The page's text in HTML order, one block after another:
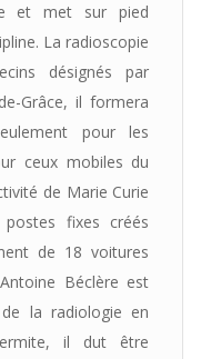
et met sur pied
La radioscopie
désignés par
Grâce, il formera
pour les
ceux mobiles du
de Marie Curie
fixes créés
de 18 voitures
Béclère est
la radiologie en
il dut être